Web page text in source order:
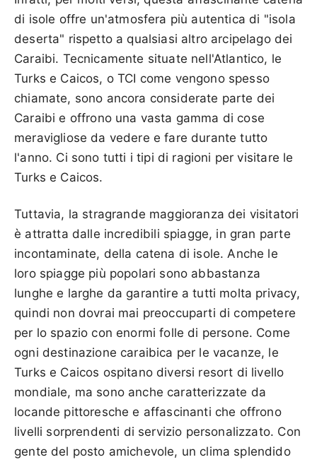
di isole offre un'atmosfera più autentica di "isola
deserta" rispetto a qualsiasi altro arcipelago dei
Caraibi. Tecnicamente situate nell'Atlantico, le
Turks e Caicos, o TCI come vengono spesso
chiamate, sono ancora considerate parte dei
Caraibi e offrono una vasta gamma di cose
meravigliose da vedere e fare durante tutto
l'anno. Ci sono tutti i tipi di ragioni per visitare le
Turks e Caicos.
Tuttavia, la stragrande maggioranza dei visitatori
è attratta dalle incredibili spiagge, in gran parte
incontaminate, della catena di isole. Anche le
loro spiagge più popolari sono abbastanza
lunghe e larghe da garantire a tutti molta privacy,
quindi non dovrai mai preoccuparti di competere
per lo spazio con enormi folle di persone. Come
ogni destinazione caraibica per le vacanze, le
Turks e Caicos ospitano diversi resort di livello
mondiale, ma sono anche caratterizzate da
locande pittoresche e affascinanti che offrono
livelli sorprendenti di servizio personalizzato. Con
gente del posto amichevole, un clima splendido